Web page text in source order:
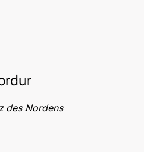
des Nordens